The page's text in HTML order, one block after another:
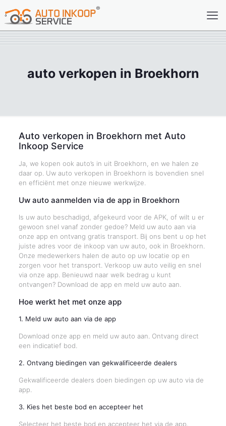
auto verkopen in Broekhorn
Auto verkopen in Broekhorn met Auto
Inkoop Service
Ja, we kopen ook auto’s in uit Broekhorn, en we halen ze
daar op. Uw auto verkopen in Broekhorn is bovendien snel
en efficiënt met onze nieuwe werkwijze.
Uw auto aanmelden via de app in Broekhorn
Is uw auto beschadigd, afgekeurd voor de APK, of wilt u er
gewoon snel vanaf zonder gedoe? Meld uw auto aan via
onze app en ontvang gratis transport. Bij ons bent u op het
juiste adres voor de inkoop van uw auto, ook in Broekhorn.
Onze medewerkers halen de auto op uw locatie op en
zorgen voor het transport. Verkoop uw auto veilig en snel
via onze app. Benieuwd naar welk bedrag u kunt
ontvangen? Download de app en meld uw auto aan.
Hoe werkt het met onze app
1. Meld uw auto aan via de app
Download onze app en meld uw auto aan. Ontvang direct
een indicatief bod.
2. Ontvang biedingen van gekwalificeerde dealers
Gekwalificeerde dealers doen biedingen op uw auto via de
app.
3. Kies het beste bod en accepteer het
Selecteer het beste bod en accepteer het via de app.